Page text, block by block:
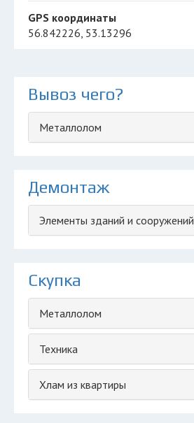
GPS координаты
56.842226, 53.13296
Вывоз чего?
Металлолом
Демонтаж
Элементы зданий и сооружений
Скупка
Металлолом
Техника
Хлам из квартиры